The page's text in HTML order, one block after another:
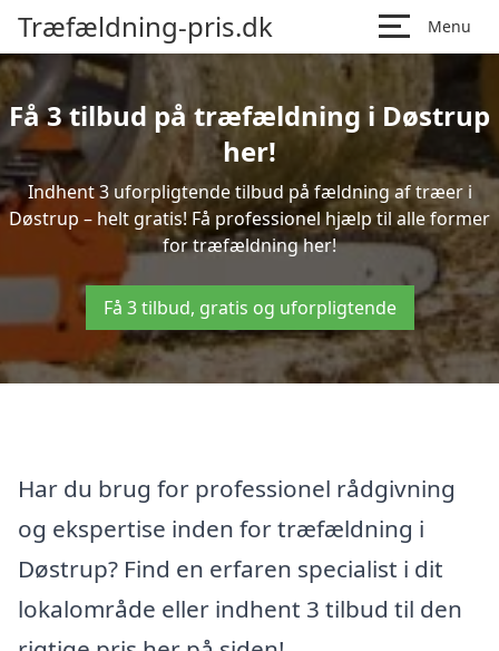
Træfældning-pris.dk Menu
Få 3 tilbud på træfældning i Døstrup
her!
Indhent 3 uforpligtende tilbud på fældning af træer i
Døstrup – helt gratis! Få professionel hjælp til alle former
for træfældning her!
Få 3 tilbud, gratis og uforpligtende
Har du brug for professionel rådgivning
og ekspertise inden for træfældning i
Døstrup? Find en erfaren specialist i dit
lokalområde eller indhent 3 tilbud til den